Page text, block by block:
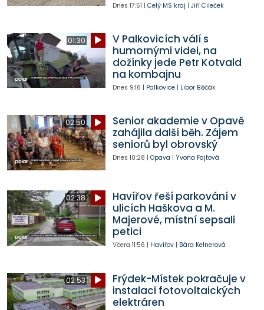
Dnes 17:51 | Celý MS kraj | Jiří Cileček
01:30
V Palkovicích válí s
humornými videi, na
dožínky jede Petr Kotvald
na kombajnu
Dnes 9:16 | Palkovice| Libor Běčák
02:50
Senior akademie v Opavě
zahájila další běh. Zájem
seniorů byl obrovský
Dnes 10:28 | Opava | Yvona Fajtová
02:38
Havířov řeší parkování v
ulicích Haškova a M.
Majerové, místní sepsali
petici
Včera 11:56 | Havířov| Bára Kelnerová
02:53
Frýdek-Místek pokračuje v
instalaci fotovoltaických
elektráren